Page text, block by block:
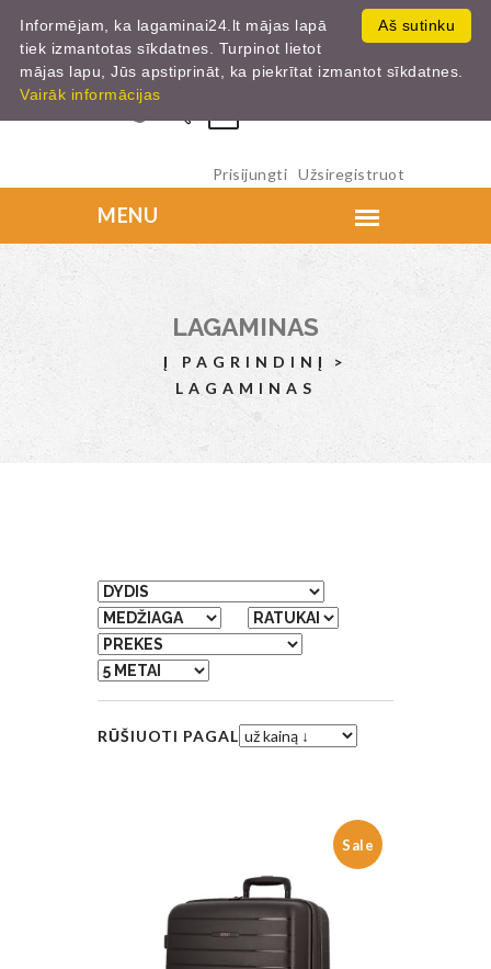
Užsiregistruot
Prisijungti
LAGAMINAS
Į PAGRINDINĮ
LAGAMINAS
RŪŠIUOTI PAGAL
Sale
Aš sutinku
Informējam, ka lagaminai24.lt mājas lapā
tiek izmantotas sīkdatnes. Turpinot lietot
mājas lapu, Jūs apstiprināt, ka piekrītat izmantot sīkdatnes.
Vairāk informācijas